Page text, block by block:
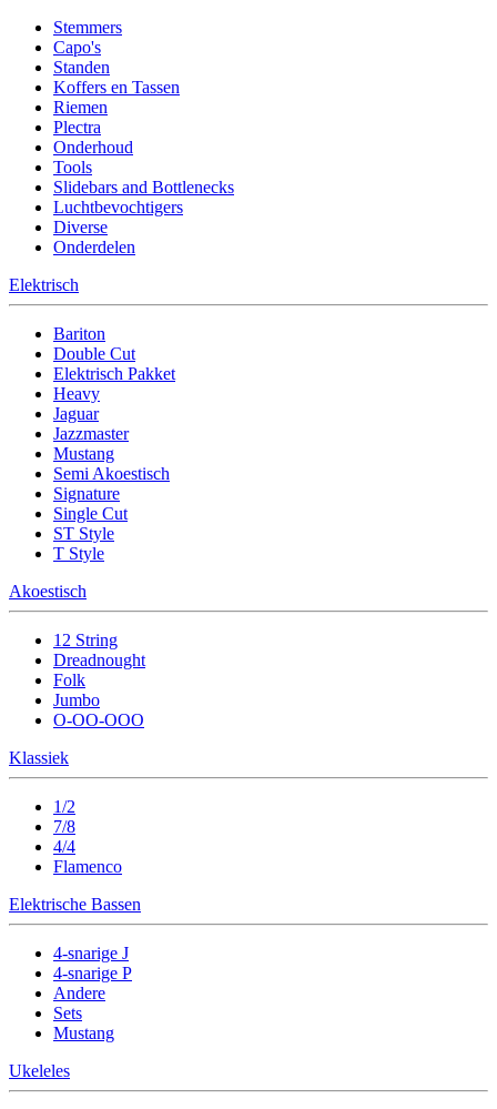
Stemmers
Capo's
Standen
Koffers en Tassen
Riemen
Plectra
Onderhoud
Tools
Slidebars and Bottlenecks
Luchtbevochtigers
Diverse
Onderdelen
Elektrisch
Bariton
Double Cut
Elektrisch Pakket
Heavy
Jaguar
Jazzmaster
Mustang
Semi Akoestisch
Signature
Single Cut
ST Style
T Style
Akoestisch
12 String
Dreadnought
Folk
Jumbo
O-OO-OOO
Klassiek
1/2
7/8
4/4
Flamenco
Elektrische Bassen
4-snarige J
4-snarige P
Andere
Sets
Mustang
Ukeleles